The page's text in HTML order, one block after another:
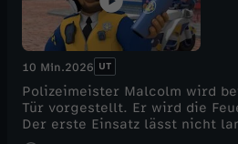
10 Min.2026 UT
Polizeimeister Malcolm wird
Tür vorgestellt. Er wird die
Der erste Einsatz lässt nicht